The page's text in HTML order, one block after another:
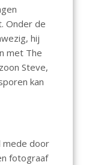
Onder de
hij
met The
Steve,
kan
mede door
fotograaf